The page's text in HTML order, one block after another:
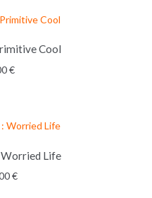
Cool
€
Worried Life
€